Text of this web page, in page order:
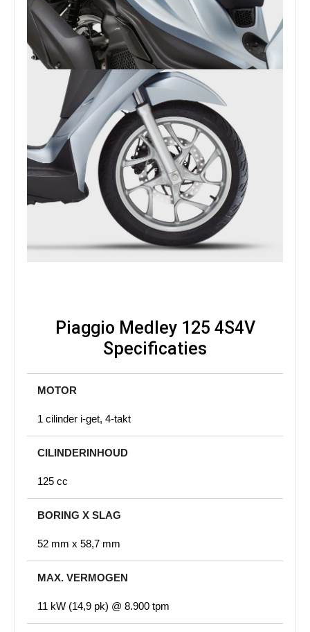
Piaggio Medley 125 4S4V
Specificaties
MOTOR
1 cilinder i-get, 4-takt
CILINDERINHOUD
125 cc
BORING X SLAG
52 mm x 58,7 mm
MAX. VERMOGEN
11 kW (14,9 pk) @ 8.900 tpm